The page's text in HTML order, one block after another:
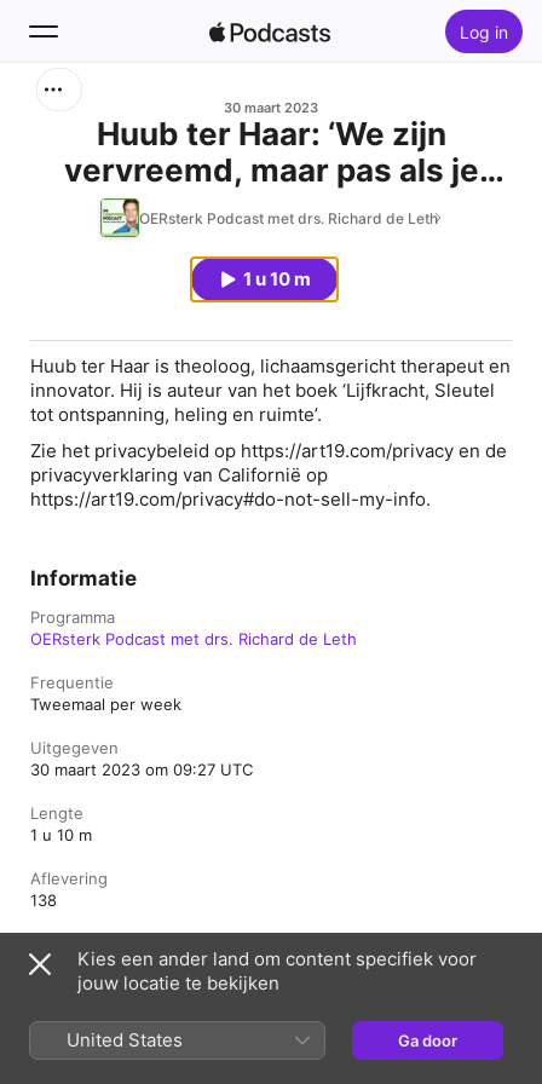
Log in
Home
Nieuw
30 maart 2023
Huub ter Haar: ‘We zijn
vervreemd, maar pas als je
aanwezig bent in je lijf kun je
ontspannen en helen‘
OERsterk Podcast met drs. Richard de Leth
1 u 10 m
Huub ter Haar is theoloog, lichaamsgericht therapeut en
innovator. Hij is auteur van het boek ‘Lijfkracht, Sleutel
tot ontspanning, heling en ruimte’.
Zie het privacybeleid op https://art19.com/privacy en de
privacyverklaring van Californië op
https://art19.com/privacy#do-not-sell-my-info.
Informatie
Programma
OERsterk Podcast met drs. Richard de Leth
Frequentie
Tweemaal per week
Uitgegeven
30 maart 2023 om 09:27 UTC
Lengte
1 u 10 m
Aflevering
138
Veilig
Nederland English (UK)
Kies een ander land om content specifiek voor
jouw locatie te bekijken
United States Ga door